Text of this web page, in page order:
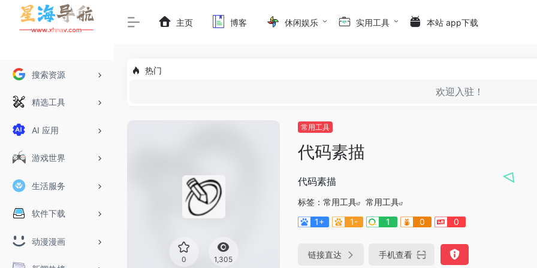
搜索资源
精选工具
AI 应用
游戏世界
生活服务
软件下载
动漫漫画
主页 博客 休闲娱乐 实用工具 本站 app下载
热门
欢迎入驻！
0 1,305
常用工具
代码素描
代码素描
标签： 常用工具
常用工具
1+
1- 1 0 0
链接直达 手机查看